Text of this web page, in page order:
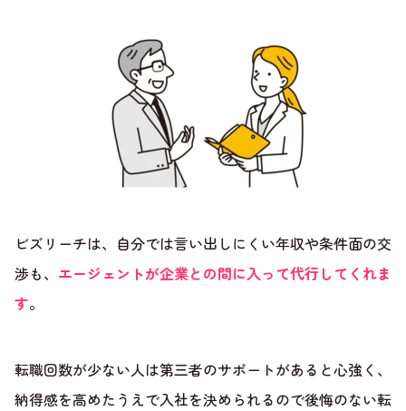
ビズリーチは、自分では言い出しにくい年収や条件面の交
渉も、 エージェントが企業との間に入って代行してくれま
す。
転職回数が少ない人は第三者のサポートがあると心強く、
納得感を高めたうえで入社を決められるので後悔のない転